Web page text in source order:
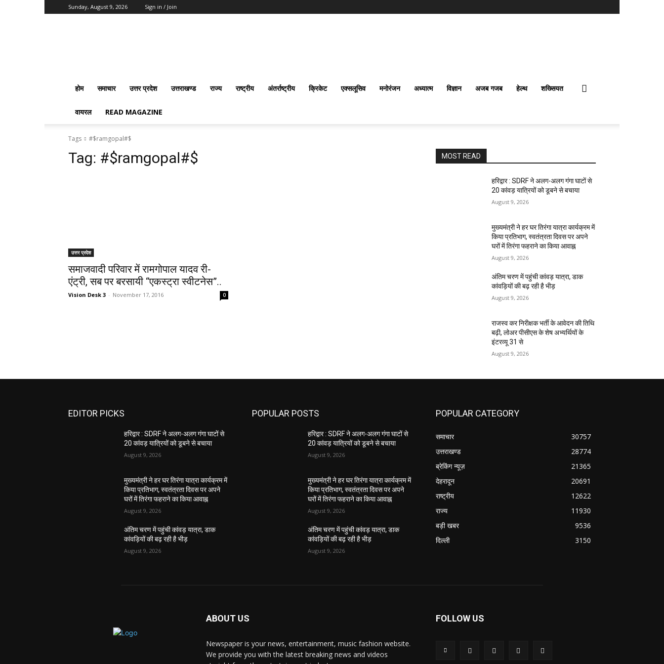
Sunday, August 9, 2026 Sign in / Join
होम समाचार उत्तर प्रदेश उत्तराखण्ड राज्य राष्ट्रीय अंतर्राष्‍ट्रीय क्रिकेट एक्सलूसिव मनोरंजन अध्यात्म विज्ञान अजब गजब हेल्थ शख्सियत
वायरल READ MAGAZINE
Tags #$ramgopal#$
Tag: #$ramgopal#$
उत्तर प्रदेश
समाजवादी परिवार में रामगोपाल यादव री-
एंट्री, सब पर बरसायी “एकस्ट्रा स्वीटनेस”..
Vision Desk 3 - November 17, 2016 0
MOST READ
हरिद्वार : SDRF ने अलग-अलग गंगा घाटों से
20 कांवड़ यात्रियों को डूबने से बचाया
August 9, 2026
मुख्यमंत्री ने हर घर तिरंगा यात्रा कार्यक्रम में
किया प्रतिभाग, स्वतंत्रता दिवस पर अपने
घरों में तिरंगा फहराने का किया आवाह्न
August 9, 2026
अंतिम चरण में पहुंची कांवड़ यात्रा, डाक
कांवड़ियों की बढ़ रही है भीड़
August 9, 2026
राजस्व कर निरीक्षक भर्ती के आवेदन की तिथि
बढ़ी, लोअर पीसीएस के शेष अभ्यर्थियों के
इंटरव्यू 31 से
August 9, 2026
EDITOR PICKS
हरिद्वार : SDRF ने अलग-अलग गंगा घाटों से
20 कांवड़ यात्रियों को डूबने से बचाया
August 9, 2026
मुख्यमंत्री ने हर घर तिरंगा यात्रा कार्यक्रम में
किया प्रतिभाग, स्वतंत्रता दिवस पर अपने
घरों में तिरंगा फहराने का किया आवाह्न
August 9, 2026
अंतिम चरण में पहुंची कांवड़ यात्रा, डाक
कांवड़ियों की बढ़ रही है भीड़
August 9, 2026
POPULAR POSTS
हरिद्वार : SDRF ने अलग-अलग गंगा घाटों से
20 कांवड़ यात्रियों को डूबने से बचाया
August 9, 2026
मुख्यमंत्री ने हर घर तिरंगा यात्रा कार्यक्रम में
किया प्रतिभाग, स्वतंत्रता दिवस पर अपने
घरों में तिरंगा फहराने का किया आवाह्न
August 9, 2026
अंतिम चरण में पहुंची कांवड़ यात्रा, डाक
कांवड़ियों की बढ़ रही है भीड़
August 9, 2026
POPULAR CATEGORY
समाचार
30757
उत्तराखण्ड
28774
ब्रेकिंग न्यूज़
21365
देहरादून
20691
राष्ट्रीय
12622
राज्य
11930
बड़ी खबर
9536
दिल्ली
3150
ABOUT US
Newspaper is your news, entertainment, music fashion website.
We provide you with the latest breaking news and videos
FOLLOW US